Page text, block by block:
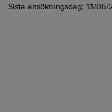
Sista ansökningsdag: 13/06/